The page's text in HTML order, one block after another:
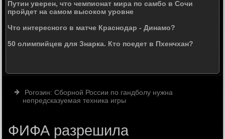
Путин уверен, что чемпионат мира по самбо в Сочи
пройдет на самом высоком уровне
Что интересного в матче Краснодар - Динамо?
50 олимпийцев для Знарка. Кто поедет в Пхенчхан?
Рогозин: Сборной России по гандболу нужна
непредсказуемая техника игры
ФИФА разрешила